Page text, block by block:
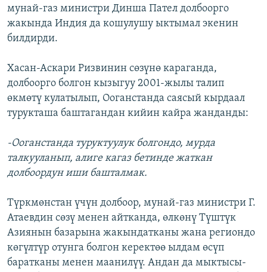
мунай-газ министри Динша Пател долбоорго
жакында Индия да кошулушу ыктымал экенин
билдирди.
Хасан-Аскари Ризвинин сөзүнө караганда,
долбоорго болгон кызыгуу 2001-жылы талип
өкмөтү кулатылып, Ооганстанда саясый кырдаал
турукташа баштагандан кийин кайра жанданды:
-Ооганстанда туруктуулук болгондо, мурда
талкууланып, алиге кагаз бетинде жаткан
долбоордун иши башталмак.
Түркмөнстан үчүн долбоор, мунай-газ министри Г.
Атаевдин сөзү менен айтканда, өлкөнү Түштүк
Азиянын базарына жакындатканы жана региондо
көгүлтүр отунга болгон керектөө ылдам өсүп
баратканы менен маанилүү. Андан да мыктысы-